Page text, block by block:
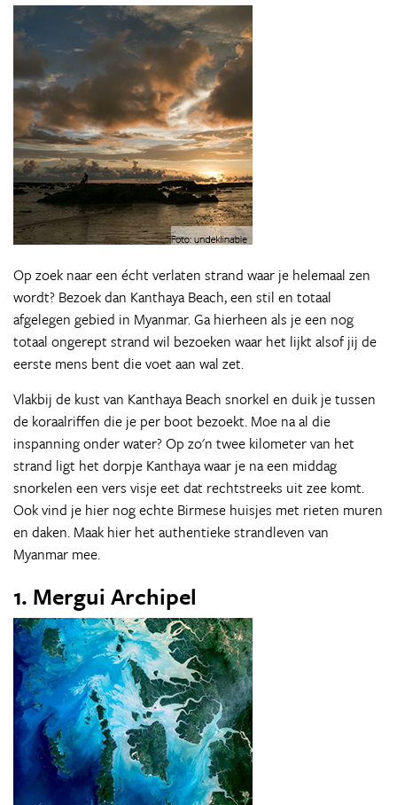
Op zoek naar een écht verlaten strand waar je helemaal zen
wordt? Bezoek dan Kanthaya Beach, een stil en totaal
afgelegen gebied in Myanmar. Ga hierheen als je een nog
totaal ongerept strand wil bezoeken waar het lijkt alsof jij de
eerste mens bent die voet aan wal zet.
Vlakbij de kust van Kanthaya Beach snorkel en duik je tussen
de koraalriffen die je per boot bezoekt. Moe na al die
inspanning onder water? Op zo'n twee kilometer van het
strand ligt het dorpje Kanthaya waar je na een middag
snorkelen een vers visje eet dat rechtstreeks uit zee komt.
Ook vind je hier nog echte Birmese huisjes met rieten muren
en daken. Maak hier het authentieke strandleven van
Myanmar mee.
1. Mergui Archipel